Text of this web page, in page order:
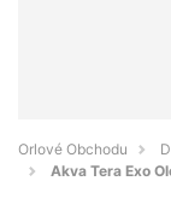
Orlové Obchodu
Akva Tera Exo